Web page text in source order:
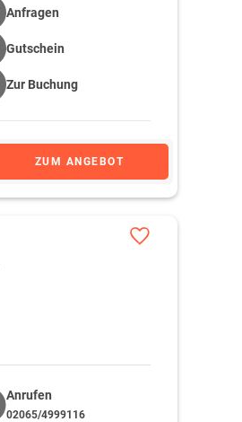
Straßen besonders
gelegene Hotels. Hier
frische Luft,
des deutschen Mittelgebirges.
lässt sich in einer der
Weihnachtsmarkt.
fast allen Hotel Arrangements
ZUM ANGEBOT
Anfragen
Gutschein
Zur Buchung
Anrufen
02065/4999116